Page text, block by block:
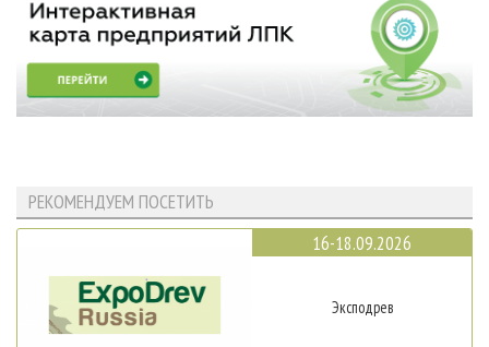
РЕКОМЕНДУЕМ ПОСЕТИТЬ
16-18.09.2026
Эксподрев